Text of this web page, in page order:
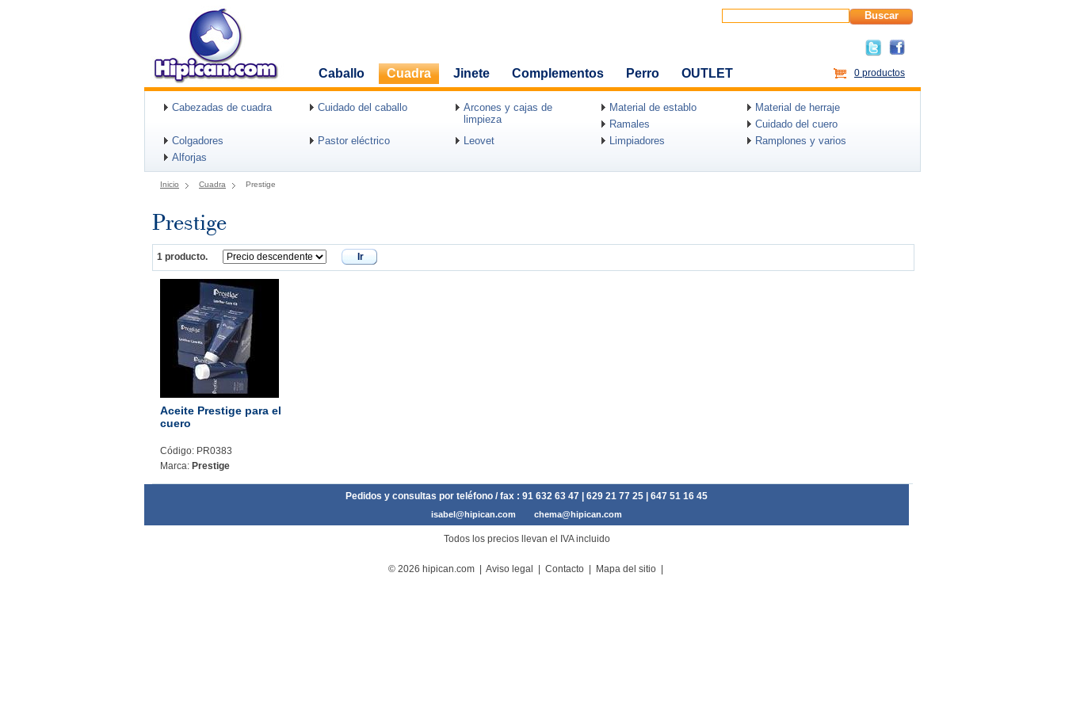
Buscar
Caballo Cuadra Jinete Complementos Perro OUTLET 0 productos
Cabezadas de cuadra Cuidado del caballo
Arcones y cajas de
limpieza
Material de establo
Material de herraje
Ramales
Cuidado del cuero
Colgadores
Pastor eléctrico Leovet Limpiadores
Ramplones y varios
Alforjas
Inicio Cuadra Prestige
Prestige
1 producto. Ir
Aceite Prestige para el
cuero
Código: PR0383
Marca: Prestige
Pedidos y consultas por teléfono / fax : 91 632 63 47 | 629 21 77 25 | 647 51 16 45
isabel@hipican.com chema@hipican.com
Todos los precios llevan el IVA incluido
© 2026 hipican.com | Aviso legal Contacto| Mapa del sitio|